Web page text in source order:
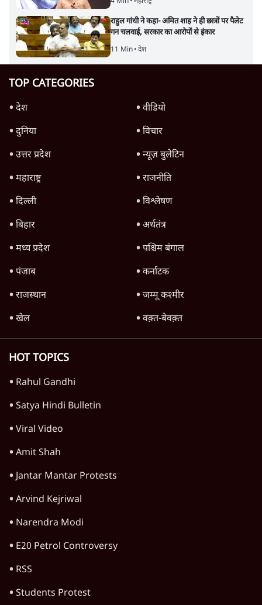
राहुल गांधी ने कहा- अमित शाह ने ही छात्रों पर पैलेट
गन चलवाई, सरकार का आरोपों से इंकार
11 Min• देश
TOP CATEGORIES
देश
वीडियो
दुनिया
विचार
उत्तर प्रदेश
न्यूज़ बुलेटिन
महाराष्ट्र
राजनीति
दिल्ली
विश्लेषण
बिहार
अर्थतंत्र
मध्य प्रदेश
पश्चिम बंगाल
पंजाब
कर्नाटक
राजस्थान
जम्मू कश्मीर
खेल
वक़्त-बेवक़्त
HOT TOPICS
Rahul Gandhi
Satya Hindi Bulletin
Viral Video
Amit Shah
Jantar Mantar Protests
Arvind Kejriwal
Narendra Modi
E20 Petrol Controversy
RSS
Students Protest